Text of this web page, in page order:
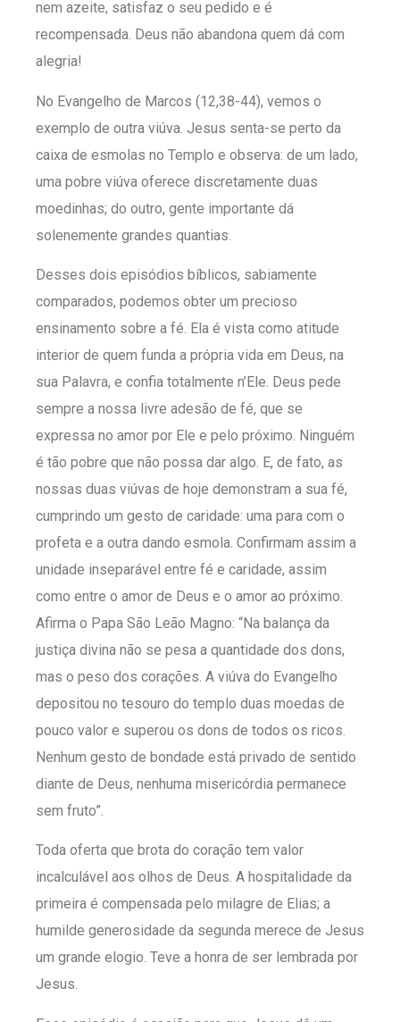
nem azeite, satisfaz o seu pedido e é
recompensada. Deus não abandona quem dá com
alegria!
No Evangelho de Marcos (12,38-44), vemos o
exemplo de outra viúva. Jesus senta-se perto da
caixa de esmolas no Templo e observa: de um lado,
uma pobre viúva oferece discretamente duas
moedinhas; do outro, gente importante dá
solenemente grandes quantias.
Desses dois episódios bíblicos, sabiamente
comparados, podemos obter um precioso
ensinamento sobre a fé. Ela é vista como atitude
interior de quem funda a própria vida em Deus, na
sua Palavra, e confia totalmente n’Ele. Deus pede
sempre a nossa livre adesão de fé, que se
expressa no amor por Ele e pelo próximo. Ninguém
é tão pobre que não possa dar algo. E, de fato, as
nossas duas viúvas de hoje demonstram a sua fé,
cumprindo um gesto de caridade: uma para com o
profeta e a outra dando esmola. Confirmam assim a
unidade inseparável entre fé e caridade, assim
como entre o amor de Deus e o amor ao próximo.
Afirma o Papa São Leão Magno: “Na balança da
justiça divina não se pesa a quantidade dos dons,
mas o peso dos corações. A viúva do Evangelho
depositou no tesouro do templo duas moedas de
pouco valor e superou os dons de todos os ricos.
Nenhum gesto de bondade está privado de sentido
diante de Deus, nenhuma misericórdia permanece
sem fruto”.
Toda oferta que brota do coração tem valor
incalculável aos olhos de Deus. A hospitalidade da
primeira é compensada pelo milagre de Elias; a
humilde generosidade da segunda merece de Jesus
um grande elogio. Teve a honra de ser lembrada por
Jesus.